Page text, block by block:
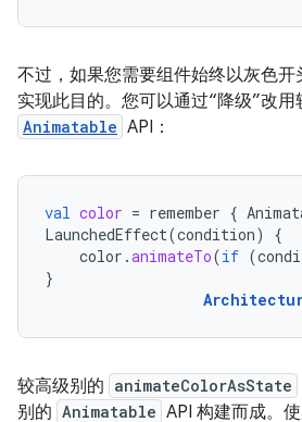
不过，如果您需要组件始终以灰色开
实现此目的。您可以通过“降级”改用
Animatable API：
val color = remember {
LaunchedEffect(condition)
{
color .animateTo(if (
}
较高级别的 animateColorAsState
别的 Animatable API 构建而成。